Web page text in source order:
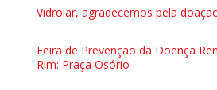
Vidrolar, agradecemos pela
Feira de Prevenção da Doença
Rim: Praça Osório